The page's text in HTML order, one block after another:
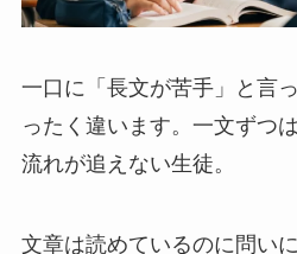
一口に「長文が苦手」と言
ったく違います。一文ずつ
流れが追えない生徒。
文章は読めているのに問い